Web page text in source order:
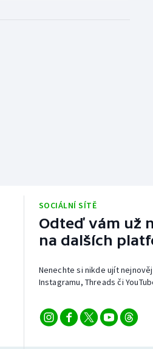
SOCIÁLNÍ SÍTĚ
Odteď vám už
na dalších
Nenechte si nikde ujít
Instagramu, Threads či